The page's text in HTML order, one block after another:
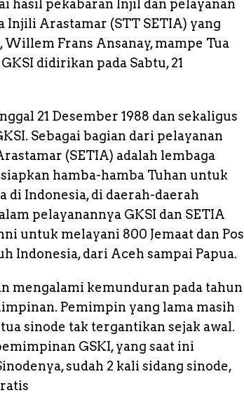
hasil pekabaran Injil dan pelayanan
Injili Arastamar (STT SETIA) yang
Frans Ansanay, mampe Tua
didirikan pada Sabtu, 21
21 Desember 1988 dan sekaligus
Sebagai bagian dari pelayanan
(SETIA) adalah lembaga
hamba-hamba Tuhan untuk
di Indonesia, di daerah-daerah
pelayanannya GKSI dan SETIA
untuk melayani 800 Jemaat dan Pos
Indonesia, dari Aceh sampai Papua.
mengalami kemunduran pada tahun
Pemimpin yang lama masih
sinode tak tergantikan sejak awal.
GSKI, yang saat ini
sudah 2 kali sidang sinode,